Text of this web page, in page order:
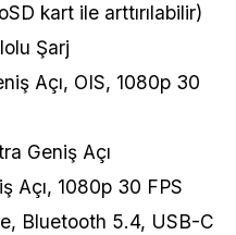
kart ile arttırılabilir)
Şarj
Açı, OIS, 1080p 30
Geniş Açı
Açı, 1080p 30 FPS
Bluetooth 5.4, USB-C